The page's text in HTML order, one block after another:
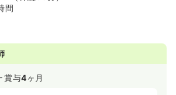
間
賞与4ヶ月